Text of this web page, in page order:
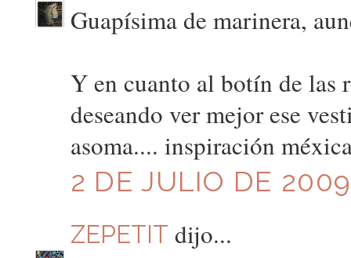
Guapísima de marinera,
Y en cuanto al botín de las
deseando ver mejor ese
asoma.... inspiración
2 DE JULIO DE
ZEPETIT dijo...